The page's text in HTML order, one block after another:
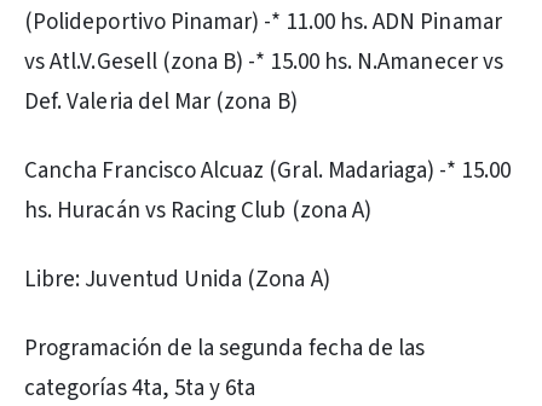
(Polideportivo Pinamar) -* 11.00 hs. ADN Pinamar
vs Atl.V.Gesell (zona B) -* 15.00 hs. N.Amanecer vs
Def. Valeria del Mar (zona B)
Cancha Francisco Alcuaz (Gral. Madariaga) -* 15.00
hs. Huracán vs Racing Club (zona A)
Libre: Juventud Unida (Zona A)
Programación de la segunda fecha de las
categorías 4ta, 5ta y 6ta